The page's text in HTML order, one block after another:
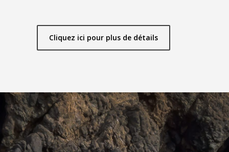
Cliquez ici pour plus de détails